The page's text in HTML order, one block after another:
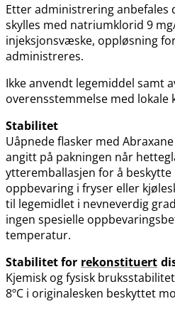
Etter administrering anbefales
skylles med natriumklorid 9
injeksjonsvæske, oppløsning
administreres.
Ikke anvendt legemiddel samt
overensstemmelse med lokale
Stabilitet
Uåpnede flasker med
angitt på pakningen når
ytteremballasjen for å beskytte
oppbevaring i fryser eller
til legemidlet i nevneverdig
ingen spesielle
temperatur.
Stabilitet for rekonstituert
Kjemisk og fysisk
8ºC i originalesken beskyttet